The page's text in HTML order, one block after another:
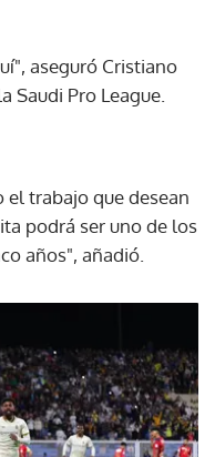
aseguró Cristiano
Saudi Pro League.
el trabajo que desean
podrá ser uno de los
años", añadió.